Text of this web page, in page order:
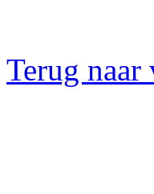
Terug naar